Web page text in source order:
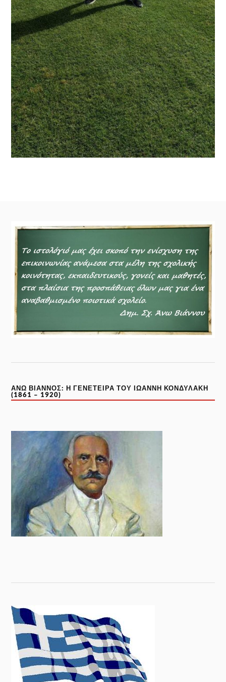
ΆΝΩ ΒΙΆΝΝΟΣ: Η ΓΕΝΕΤΕΙΡΑ ΤΟΥ ΙΩΑΝΝΗ ΚΟΝΔΥΛΑΚΗ
(1861 – 1920)